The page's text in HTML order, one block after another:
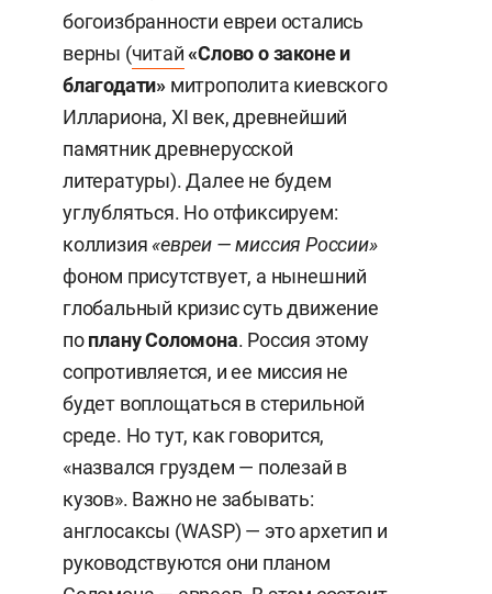
богоизбранности евреи остались
верны (читай «Слово о законе и
благодати» митрополита киевского
Иллариона, XI век, древнейший
памятник древнерусской
литературы). Далее не будем
углубляться. Но отфиксируем:
коллизия «евреи — миссия России»
фоном присутствует, а нынешний
глобальный кризис суть движение
поплану Соломона. Россия этому
сопротивляется, и ее миссия не
будет воплощаться в стерильной
среде. Но тут, как говорится,
«назвался груздем — полезай в
кузов». Важно не забывать:
англосаксы (WASP) — это архетип и
руководствуются они планом